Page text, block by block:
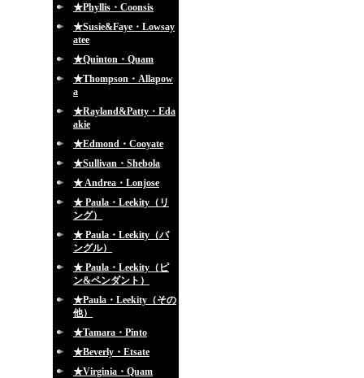
★Phyllis・Coonsis
★Susie&Faye・Lowsay
atee
★Quinton・Quam
★Thompson・Allapow
a
★Rayland&Patty・Eda
akie
★Edmond・Cooyate
★Sullivan・Shebola
★ Andrea・Lonjose
★ Paula・Leekity（リ
ング）
★ Paula・Leekity（バ
ングル）
★ Paula・Leekity（ピ
ン&ペンダント）
★Paula・Leekity（その
他）
★Tamara・Pinto
★Beverly・Etsate
★Virginia・Quam